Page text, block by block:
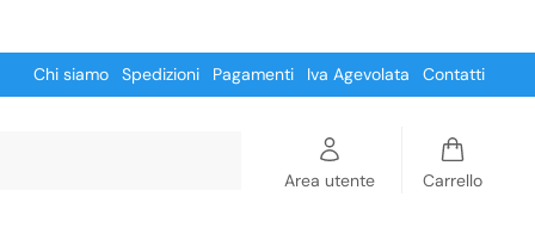
Chi siamo Spedizioni Pagamenti Iva Agevolata Contatti
Area utente Carrello